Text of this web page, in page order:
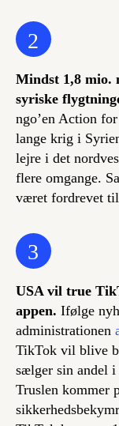
2
Mindst 1,8 mio.
syriske
ngo’en Action
lange krig i
lejre i det
flere omgange.
været fordrevet
3
USA vil true
appen. Ifølge
administrationen
TikTok vil blive
sælger sin andel i
Truslen kommer